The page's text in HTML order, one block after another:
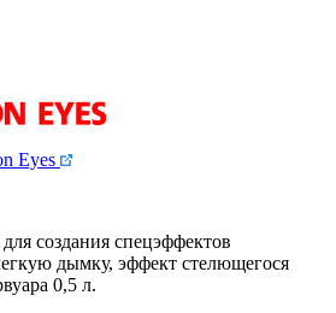
Eyes
создания спецэффектов
дымку, эффект стелющегося
0,5 л.